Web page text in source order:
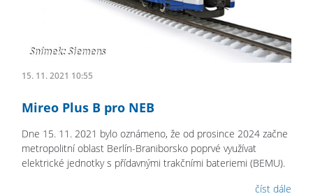
15. 11. 2021 10:55
Mireo Plus B pro NEB
Dne 15. 11. 2021 bylo oznámeno, že od prosince 2024 začne
metropolitní oblast Berlín-Braniborsko poprvé využívat
elektrické jednotky s přídavnými trakčními bateriemi (BEMU).
číst dále